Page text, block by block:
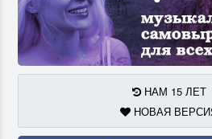
НАМ 15 ЛЕТ
НОВАЯ